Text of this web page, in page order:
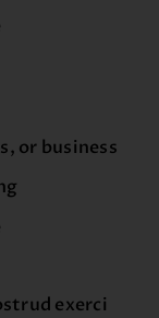
or business
exerci